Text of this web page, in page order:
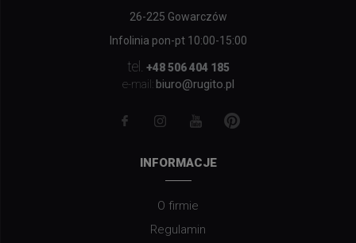
26-225 Gowarczów
Infolinia pon-pt 10:00-15:00
tel. +48 506 404 185
e-mail: biuro@rugito.pl
INFORMACJE
O firmie
Regulamin